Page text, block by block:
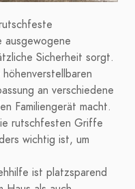
Sicherheit sorgt.
höhenverstellbaren
an verschiedene
Familiengerät macht.
rutschfesten Griffe
wichtig ist, um
ist platzsparend